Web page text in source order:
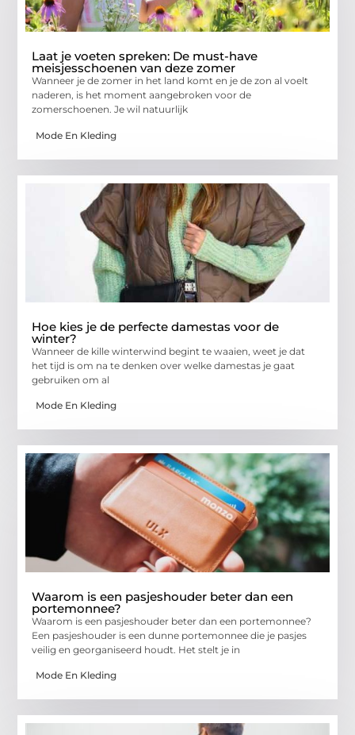
Laat je voeten spreken: De must-have
meisjesschoenen van deze zomer
Wanneer je de zomer in het land komt en je de zon al voelt
naderen, is het moment aangebroken voor de
zomerschoenen. Je wil natuurlijk
Mode En Kleding
Hoe kies je de perfecte damestas voor de
winter?
Wanneer de kille winterwind begint te waaien, weet je dat
het tijd is om na te denken over welke damestas je gaat
gebruiken om al
Mode En Kleding
Waarom is een pasjeshouder beter dan een
portemonnee?
Waarom is een pasjeshouder beter dan een portemonnee?
Een pasjeshouder is een dunne portemonnee die je pasjes
veilig en georganiseerd houdt. Het stelt je in
Mode En Kleding